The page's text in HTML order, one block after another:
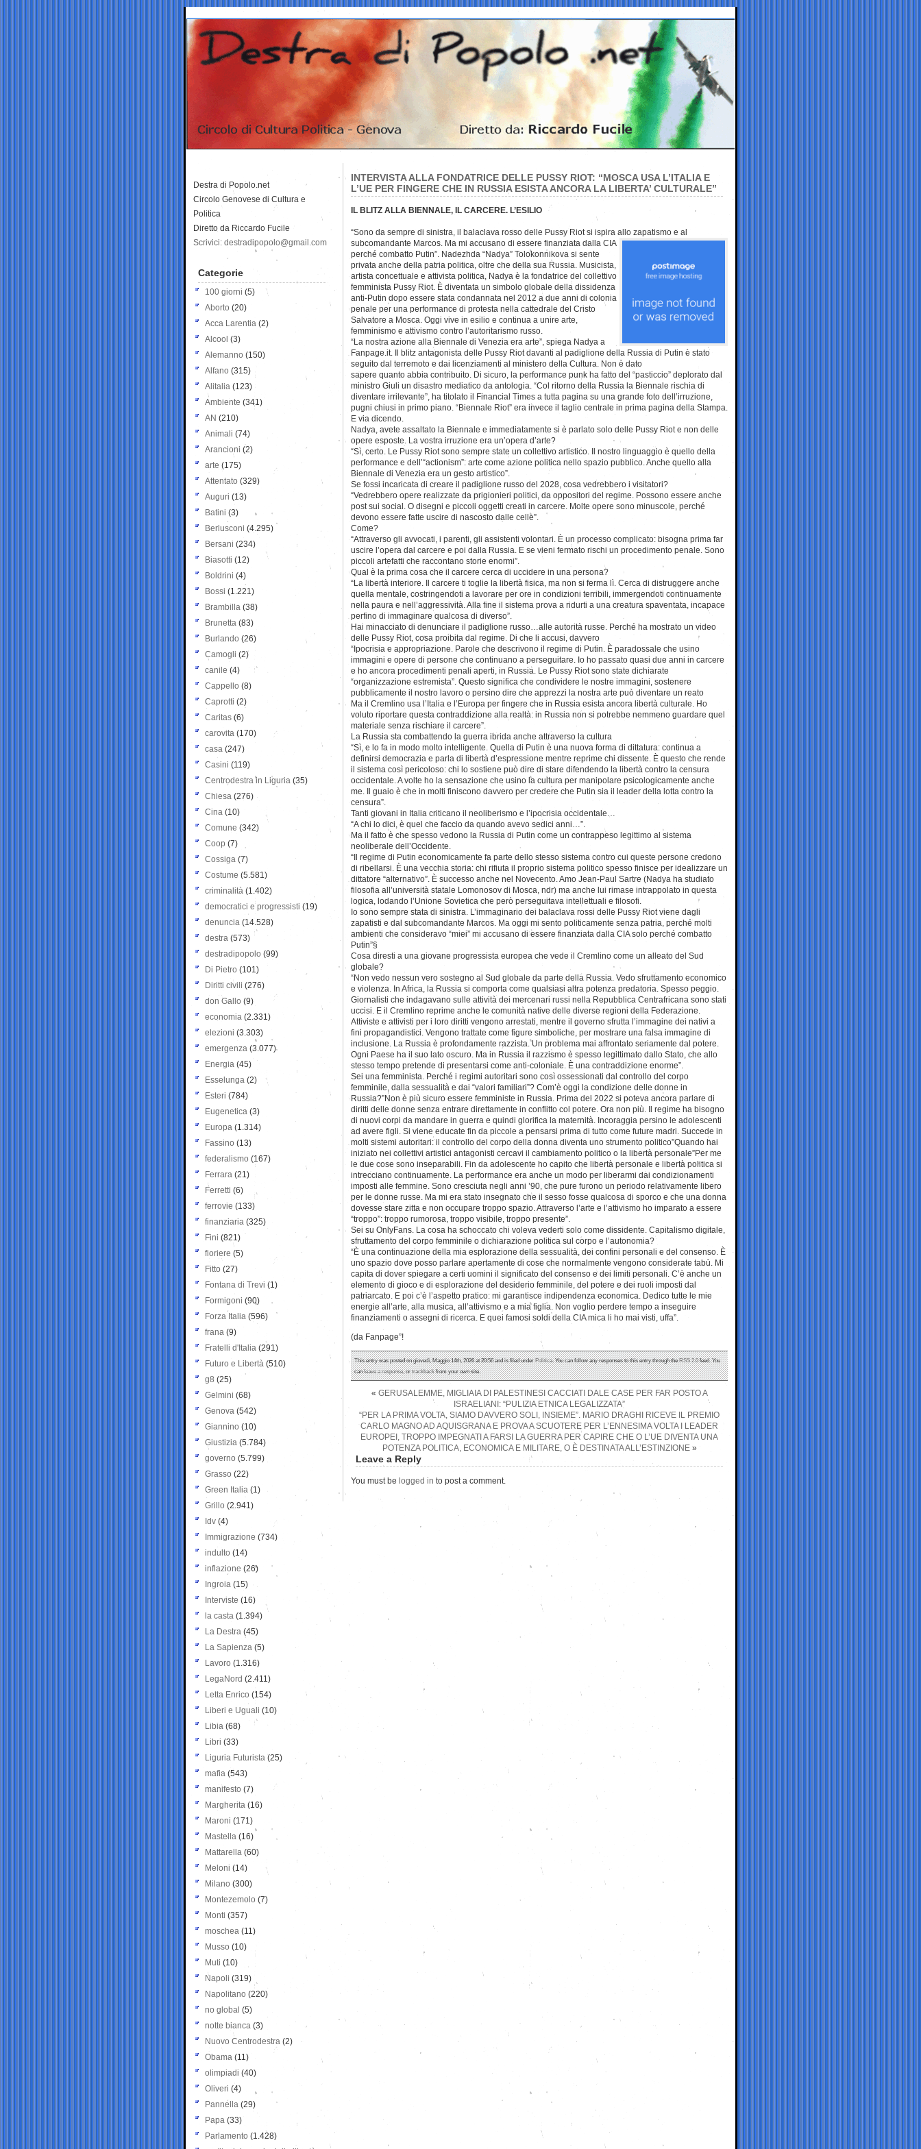
INTERVISTA ALLA FONDATRICE DELLE PUSSY RIOT: “MOSCA USA L’ITALIA E
L’UE PER FINGERE CHE IN RUSSIA ESISTA ANCORA LA LIBERTA’ CULTURALE”
IL BLITZ ALLA BIENNALE, IL CARCERE. L’ESILIO
“Sono da sempre di sinistra, il balaclava rosso delle Pussy Riot si ispira allo zapatismo e al
subcomandante Marcos. Ma mi accusano di essere finanziata dalla CIA
perché combatto Putin”. Nadezhda “Nadya” Tolokonnikova si sente
privata anche della patria politica, oltre che della sua Russia. Musicista,
artista concettuale e attivista politica, Nadya è la fondatrice del collettivo
femminista Pussy Riot. È diventata un simbolo globale della dissidenza
anti-Putin dopo essere stata condannata nel 2012 a due anni di colonia
penale per una performance di protesta nella cattedrale del Cristo
Salvatore a Mosca. Oggi vive in esilio e continua a unire arte,
femminismo e attivismo contro l’autoritarismo russo.
“La nostra azione alla Biennale di Venezia era arte”, spiega Nadya a
Fanpage.it. Il blitz antagonista delle Pussy Riot davanti al padiglione della Russia di Putin è stato
seguito dal terremoto e dai licenziamenti al ministero della Cultura. Non è dato
sapere quanto abbia contribuito. Di sicuro, la performance punk ha fatto del “pasticcio” deplorato dal
ministro Giuli un disastro mediatico da antologia. “Col ritorno della Russia la Biennale rischia di
diventare irrilevante”, ha titolato il Financial Times a tutta pagina su una grande foto dell’irruzione,
pugni chiusi in primo piano. “Biennale Riot” era invece il taglio centrale in prima pagina della Stampa.
E via dicendo.
Nadya, avete assaltato la Biennale e immediatamente si è parlato solo delle Pussy Riot e non delle
opere esposte. La vostra irruzione era un’opera d’arte?
“Sì, certo. Le Pussy Riot sono sempre state un collettivo artistico. Il nostro linguaggio è quello della
performance e dell’“actionism”: arte come azione politica nello spazio pubblico. Anche quello alla
Biennale di Venezia era un gesto artistico”.
Se fossi incaricata di creare il padiglione russo del 2028, cosa vedrebbero i visitatori?
“Vedrebbero opere realizzate da prigionieri politici, da oppositori del regime. Possono essere anche
post sui social. O disegni e piccoli oggetti creati in carcere. Molte opere sono minuscole, perché
devono essere fatte uscire di nascosto dalle celle”.
Come?
“Attraverso gli avvocati, i parenti, gli assistenti volontari. È un processo complicato: bisogna prima far
uscire l’opera dal carcere e poi dalla Russia. E se vieni fermato rischi un procedimento penale. Sono
piccoli artefatti che raccontano storie enormi”.
Qual è la prima cosa che il carcere cerca di uccidere in una persona?
“La libertà interiore. Il carcere ti toglie la libertà fisica, ma non si ferma lì. Cerca di distruggere anche
quella mentale, costringendoti a lavorare per ore in condizioni terribili, immergendoti continuamente
nella paura e nell’aggressività. Alla fine il sistema prova a ridurti a una creatura spaventata, incapace
perfino di immaginare qualcosa di diverso”.
Hai minacciato di denunciare il padiglione russo…alle autorità russe. Perché ha mostrato un video
delle Pussy Riot, cosa proibita dal regime. Di che li accusi, davvero
“Ipocrisia e appropriazione. Parole che descrivono il regime di Putin. È paradossale che usino
immagini e opere di persone che continuano a perseguitare. Io ho passato quasi due anni in carcere
e ho ancora procedimenti penali aperti, in Russia. Le Pussy Riot sono state dichiarate
“organizzazione estremista”. Questo significa che condividere le nostre immagini, sostenere
pubblicamente il nostro lavoro o persino dire che apprezzi la nostra arte può diventare un reato
Ma il Cremlino usa l’Italia e l’Europa per fingere che in Russia esista ancora libertà culturale. Ho
voluto riportare questa contraddizione alla realtà: in Russia non si potrebbe nemmeno guardare quel
materiale senza rischiare il carcere”.
La Russia sta combattendo la guerra ibrida anche attraverso la cultura
“Sì, e lo fa in modo molto intelligente. Quella di Putin è una nuova forma di dittatura: continua a
definirsi democrazia e parla di libertà d’espressione mentre reprime chi dissente. È questo che rende
il sistema così pericoloso: chi lo sostiene può dire di stare difendendo la libertà contro la censura
occidentale. A volte ho la sensazione che usino la cultura per manipolare psicologicamente anche
me. Il guaio è che in molti finiscono davvero per credere che Putin sia il leader della lotta contro la
censura”.
Tanti giovani in Italia criticano il neoliberismo e l’ipocrisia occidentale…
“A chi lo dici, è quel che faccio da quando avevo sedici anni…”.
Ma il fatto è che spesso vedono la Russia di Putin come un contrappeso legittimo al sistema
neoliberale dell’Occidente.
“Il regime di Putin economicamente fa parte dello stesso sistema contro cui queste persone credono
di ribellarsi. È una vecchia storia: chi rifiuta il proprio sistema politico spesso finisce per idealizzare un
dittatore “alternativo”. È successo anche nel Novecento. Amo Jean-Paul Sartre (Nadya ha studiato
filosofia all’università statale Lomonosov di Mosca, ndr) ma anche lui rimase intrappolato in questa
logica, lodando l’Unione Sovietica che però perseguitava intellettuali e filosofi.
Io sono sempre stata di sinistra. L’immaginario dei balaclava rossi delle Pussy Riot viene dagli
zapatisti e dal subcomandante Marcos. Ma oggi mi sento politicamente senza patria, perché molti
ambienti che consideravo “miei” mi accusano di essere finanziata dalla CIA solo perché combatto
Putin”§
Cosa diresti a una giovane progressista europea che vede il Cremlino come un alleato del Sud
globale?
“Non vedo nessun vero sostegno al Sud globale da parte della Russia. Vedo sfruttamento economico
e violenza. In Africa, la Russia si comporta come qualsiasi altra potenza predatoria. Spesso peggio.
Giornalisti che indagavano sulle attività dei mercenari russi nella Repubblica Centrafricana sono stati
uccisi. E il Cremlino reprime anche le comunità native delle diverse regioni della Federazione.
Attiviste e attivisti per i loro diritti vengono arrestati, mentre il governo sfrutta l’immagine dei nativi a
fini propagandistici. Vengono trattate come figure simboliche, per mostrare una falsa immagine di
inclusione. La Russia è profondamente razzista. Un problema mai affrontato seriamente dal potere.
Ogni Paese ha il suo lato oscuro. Ma in Russia il razzismo è spesso legittimato dallo Stato, che allo
stesso tempo pretende di presentarsi come anti-coloniale. È una contraddizione enorme”.
Sei una femminista. Perché i regimi autoritari sono così ossessionati dal controllo del corpo
femminile, dalla sessualità e dai “valori familiari”? Com’è oggi la condizione delle donne in
Russia?”Non è più sicuro essere femministe in Russia. Prima del 2022 si poteva ancora parlare di
diritti delle donne senza entrare direttamente in conflitto col potere. Ora non più. Il regime ha bisogno
di nuovi corpi da mandare in guerra e quindi glorifica la maternità. Incoraggia persino le adolescenti
ad avere figli. Si viene educate fin da piccole a pensarsi prima di tutto come future madri. Succede in
molti sistemi autoritari: il controllo del corpo della donna diventa uno strumento politico”Quando hai
iniziato nei collettivi artistici antagonisti cercavi il cambiamento politico o la libertà personale”Per me
le due cose sono inseparabili. Fin da adolescente ho capito che libertà personale e libertà politica si
intrecciano continuamente. La performance era anche un modo per liberarmi dai condizionamenti
imposti alle femmine. Sono cresciuta negli anni ’90, che pure furono un periodo relativamente libero
per le donne russe. Ma mi era stato insegnato che il sesso fosse qualcosa di sporco e che una donna
dovesse stare zitta e non occupare troppo spazio. Attraverso l’arte e l’attivismo ho imparato a essere
“troppo”: troppo rumorosa, troppo visibile, troppo presente”.
Sei su OnlyFans. La cosa ha schoccato chi voleva vederti solo come dissidente. Capitalismo digitale,
sfruttamento del corpo femminile o dichiarazione politica sul corpo e l’autonomia?
“È una continuazione della mia esplorazione della sessualità, dei confini personali e del consenso. È
uno spazio dove posso parlare apertamente di cose che normalmente vengono considerate tabù. Mi
capita di dover spiegare a certi uomini il significato del consenso e dei limiti personali. C’è anche un
elemento di gioco e di esplorazione del desiderio femminile, del potere e dei ruoli imposti dal
patriarcato. E poi c’è l’aspetto pratico: mi garantisce indipendenza economica. Dedico tutte le mie
energie all’arte, alla musica, all’attivismo e a mia figlia. Non voglio perdere tempo a inseguire
finanziamenti o assegni di ricerca. E quei famosi soldi della CIA mica li ho mai visti, uffa”.
(da Fanpage”!
This entry was posted on giovedì, Maggio 14th, 2026 at 20:56 and is filed underPolitica. You can follow any responses to this entry through theRSS 2.0feed. You
canleave a response, ortrackbackfrom your own site.
« GERUSALEMME, MIGLIAIA DI PALESTINESI CACCIATI DALE CASE PER FAR POSTO A
ISRAELIANI: “PULIZIA ETNICA LEGALIZZATA”
“PER LA PRIMA VOLTA, SIAMO DAVVERO SOLI, INSIEME”. MARIO DRAGHI RICEVE IL PREMIO
CARLO MAGNO AD AQUISGRANA E PROVA A SCUOTERE PER L’ENNESIMA VOLTA I LEADER
EUROPEI, TROPPO IMPEGNATI A FARSI LA GUERRA PER CAPIRE CHE O L’UE DIVENTA UNA
POTENZA POLITICA, ECONOMICA E MILITARE, O È DESTINATA ALL’ESTINZIONE»
Leave a Reply
You must be logged in to post a comment.
Destra di Popolo.net
Circolo Genovese di Cultura e
Politica
Diretto da Riccardo Fucile
Scrivici: destradipopolo@gmail.com
Categorie
100 giorni (5)
Aborto (20)
Acca Larentia (2)
Alcool (3)
Alemanno (150)
Alfano (315)
Alitalia (123)
Ambiente (341)
AN (210)
Animali (74)
Arancioni (2)
arte (175)
Attentato (329)
Auguri (13)
Batini (3)
Berlusconi (4.295)
Bersani (234)
Biasotti (12)
Boldrini (4)
Bossi (1.221)
Brambilla (38)
Brunetta (83)
Burlando (26)
Camogli (2)
canile (4)
Cappello (8)
Caprotti (2)
Caritas (6)
carovita (170)
casa (247)
Casini (119)
Centrodestra in Liguria (35)
Chiesa (276)
Cina (10)
Comune (342)
Coop (7)
Cossiga (7)
Costume (5.581)
criminalità (1.402)
democratici e progressisti (19)
denuncia (14.528)
destra (573)
destradipopolo (99)
Di Pietro (101)
Diritti civili (276)
don Gallo (9)
economia (2.331)
elezioni (3.303)
emergenza (3.077)
Energia (45)
Esselunga (2)
Esteri (784)
Eugenetica (3)
Europa (1.314)
Fassino (13)
federalismo (167)
Ferrara (21)
Ferretti (6)
ferrovie (133)
finanziaria (325)
Fini (821)
fioriere (5)
Fitto (27)
Fontana di Trevi (1)
Formigoni (90)
Forza Italia (596)
frana (9)
Fratelli d'Italia (291)
Futuro e Libertà (510)
g8 (25)
Gelmini (68)
Genova (542)
Giannino (10)
Giustizia (5.784)
governo (5.799)
Grasso (22)
Green Italia (1)
Grillo (2.941)
Idv (4)
Immigrazione (734)
indulto (14)
inflazione (26)
Ingroia (15)
Interviste (16)
la casta (1.394)
La Destra (45)
La Sapienza (5)
Lavoro (1.316)
LegaNord (2.411)
Letta Enrico (154)
Liberi e Uguali (10)
Libia (68)
Libri (33)
Liguria Futurista (25)
mafia (543)
manifesto (7)
Margherita (16)
Maroni (171)
Mastella (16)
Mattarella (60)
Meloni (14)
Milano (300)
Montezemolo (7)
Monti (357)
moschea (11)
Musso (10)
Muti (10)
Napoli (319)
Napolitano (220)
no global (5)
notte bianca (3)
Nuovo Centrodestra (2)
Obama (11)
olimpiadi (40)
Oliveri (4)
Pannella (29)
Papa (33)
Parlamento (1.428)